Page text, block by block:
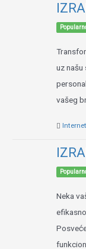
uz našu
vašeg
Internet
Neka